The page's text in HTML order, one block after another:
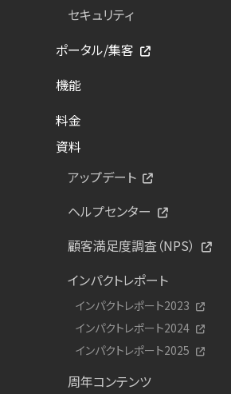
セキュリティ
ポータル/集客
機能
料金
資料
アップデート
ヘルプセンター
顧客満足度調査（NPS）
インパクトレポート
インパクトレポート2023
インパクトレポート2024
インパクトレポート2025
周年コンテンツ